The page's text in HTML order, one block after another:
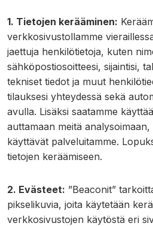
1. Tietojen kerääminen:
verkkosivustollamme
jaettuja henkilötietoja, kuten
sähköpostiosoitteesi, sijaintisi,
tekniset tiedot ja muut
tilauksesi yhteydessä sekä
avulla. Lisäksi saatamme
auttamaan meitä
käyttävät palveluitamme.
tietojen keräämiseen.
2. Evästeet: ”Beaconit”
pikselikuvia, joita käytetään
verkkosivustojen käytöstä eri